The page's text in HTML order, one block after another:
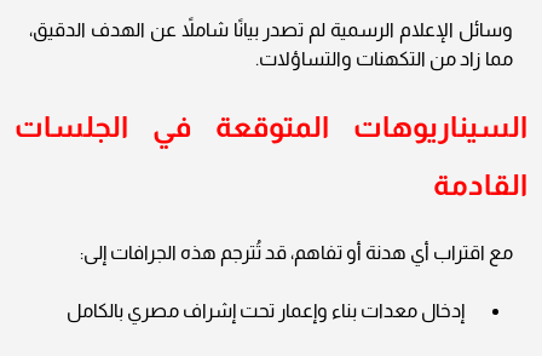
وسائل الإعلام الرسمية لم تصدر بيانًا شاملاً عن الهدف الدقيق،
مما زاد من التكهنات والتساؤلات.
السيناريوهات المتوقعة في الجلسات
القادمة
مع اقتراب أي هدنة أو تفاهم، قد تُترجم هذه الجرافات إلى:
إدخال معدات بناء وإعمار تحت إشراف مصري بالكامل